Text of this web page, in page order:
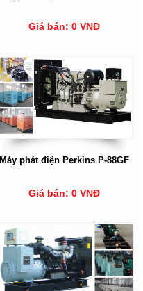
Giá bán: 0 VNĐ
Máy phát điện Perkins P-88GF
Giá bán: 0 VNĐ